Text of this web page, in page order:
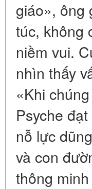
giáo», ông
túc, không
niềm vui.
nhìn thấy
«Khi
Psyche
nỗ lực
và con
thông